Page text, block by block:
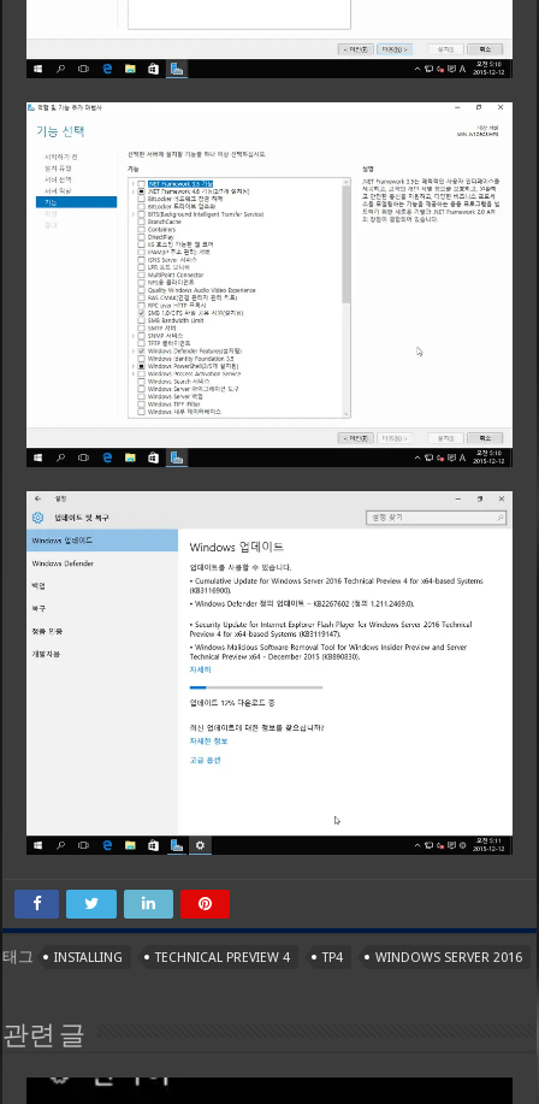
태그 INSTALLING TECHNICAL PREVIEW 4 TP4 WINDOWS SERVER 2016
관련 글